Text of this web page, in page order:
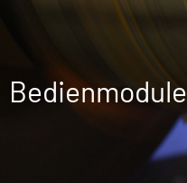
Bedienmodule